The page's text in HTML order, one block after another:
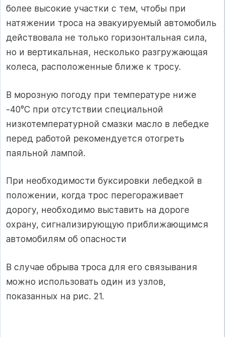
более высокие участки с тем, чтобы при
натяжении троса на эвакуируемый автомобиль
действовала не только горизонтальная сила,
но и вертикальная, несколько разгружающая
колеса, расположенные ближе к тросу.
В морозную погоду при температуре ниже
-40°С при отсутствии специальной
низкотемпературной смазки масло в лебедке
перед работой рекомендуется отогреть
паяльной лампой.
При необходимости буксировки лебедкой в
положении, когда трос перегораживает
дорогу, необходимо выставить на дороге
охрану, сигнализирующую приближающимся
автомобилям об опасности
В случае обрыва троса для его связывания
можно использовать один из узлов,
показанных на рис. 21.